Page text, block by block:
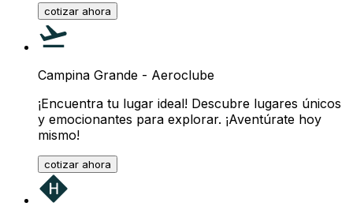
cotizar ahora
Campina Grande - Aeroclube
¡Encuentra tu lugar ideal! Descubre lugares únicos
y emocionantes para explorar. ¡Aventúrate hoy
mismo!
cotizar ahora